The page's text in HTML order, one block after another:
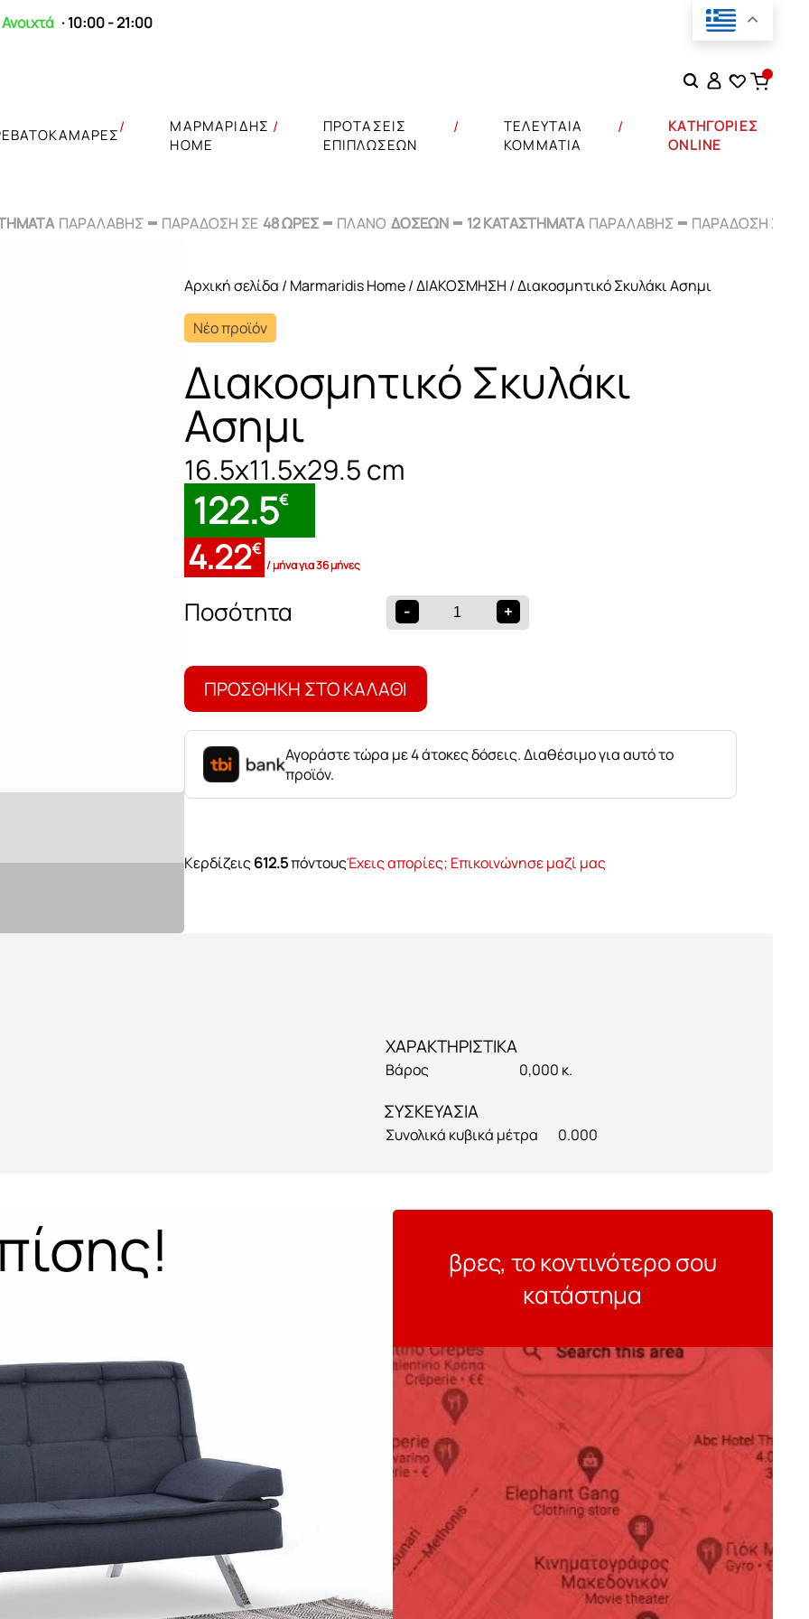
Ανοιχτά · 10:00 - 21:00
Αναζήτηση
ΜΑΡΜΑΡΙΔΗΣ
HOME
ΠΡΟΤΑΣΕΙΣ
ΕΠΙΠΛΩΣΕΩΝ
ΤΕΛΕΥΤΑΙΑ
ΚΟΜΜΑΤΙΑ
ΚΑΤΗΓΟΡΙΕΣ
ONLINE
ΠΑΡΑΛΑΒΗΣ ΠΑΡΑΔΟΣΗ ΣΕ 48 ΩΡΕΣ ΠΛΑΝΟ ΔΟΣΕΩΝ 12 ΚΑΤΑΣΤΗΜΑΤΑ ΠΑΡΑΛΑΒΗΣ ΠΑΡΑΔΟΣΗ ΣΕ
ΠΑΡΑΛΑΒΗΣ ΠΑΡΑΔΟΣΗ ΣΕ 48 ΩΡΕΣ ΠΛΑΝΟ ΔΟΣΕΩΝ 12 ΚΑΤΑΣΤΗΜΑΤΑ ΠΑΡΑΛΑΒΗΣ ΠΑΡΑΔΟΣΗ ΣΕ
Αρχική σελίδα / Marmaridis Home/ΔΙΑΚΟΣΜΗΣΗ / Διακοσμητικό Σκυλάκι Ασημι
Νέο προϊόν
Διακοσμητικό Σκυλάκι
Ασημι
16.5x11.5x29.5 cm
122.5€
4.22€
/ μήνα για 36 μήνες
-
Διακοσμητικό
Σκυλάκι
ποσότητα
+
ΠΡΟΣΘΉΚΗ ΣΤΟ ΚΑΛΆΘΙ
Αγοράστε τώρα με 4 άτοκες δόσεις. Διαθέσιμο για αυτό το
προϊόν.
Κερδίζεις612.5πόντουςΈχεις απορίες; Επικοινώνησε μαζί μας
Βάρος
0,000 κ.
ΣΥΣΚΕΥΑΣΙΑ
Συνολικά κυβικά μέτρα 0.000
βρες, το κοντινότερο σου
κατάστημα